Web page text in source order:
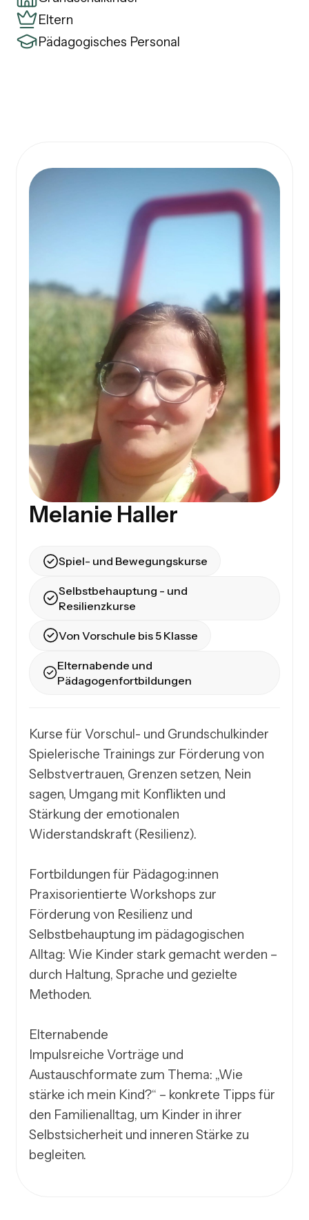
Eltern
Pädagogisches Personal
Melanie Haller
Spiel- und Bewegungskurse
Selbstbehauptung - und
Resilienzkurse
Von Vorschule bis 5 Klasse
Elternabende und
Pädagogenfortbildungen
Kurse für Vorschul- und Grundschulkinder
Spielerische Trainings zur Förderung von
Selbstvertrauen, Grenzen setzen, Nein
sagen, Umgang mit Konflikten und
Stärkung der emotionalen
Widerstandskraft (Resilienz).
Fortbildungen für Pädagog:innen
Praxisorientierte Workshops zur
Förderung von Resilienz und
Selbstbehauptung im pädagogischen
Alltag: Wie Kinder stark gemacht werden –
durch Haltung, Sprache und gezielte
Methoden.
Elternabende
Impulsreiche Vorträge und
Austauschformate zum Thema: „Wie
stärke ich mein Kind?“ – konkrete Tipps für
den Familienalltag, um Kinder in ihrer
Selbstsicherheit und inneren Stärke zu
begleiten.